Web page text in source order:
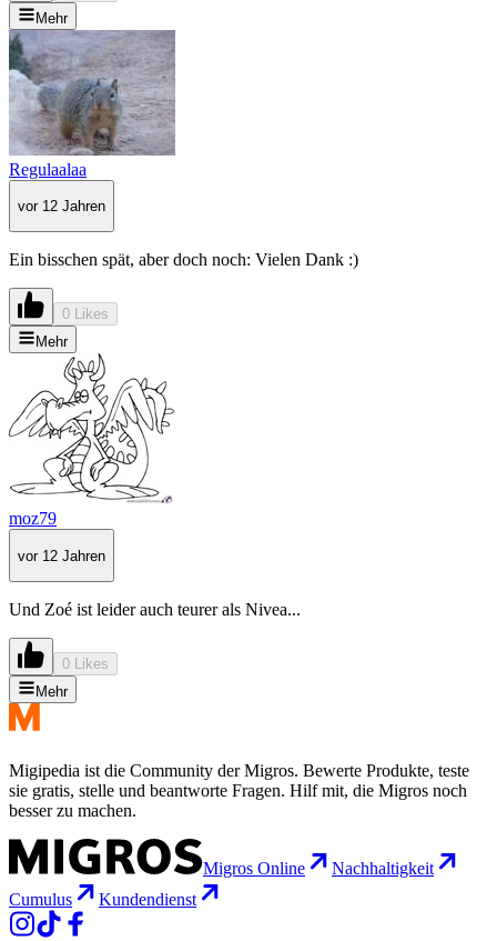
Mehr
Regulaalaa
vor 12 Jahren
Ein bisschen spät, aber doch noch: Vielen Dank :)
0 Likes
Mehr
moz79
vor 12 Jahren
Und Zoé ist leider auch teurer als Nivea...
0 Likes
Mehr
Migipedia ist die Community der Migros. Bewerte Produkte, teste
sie gratis, stelle und beantworte Fragen. Hilf mit, die Migros noch
besser zu machen.
Migros Online
Nachhaltigkeit
Cumulus
Kundendienst